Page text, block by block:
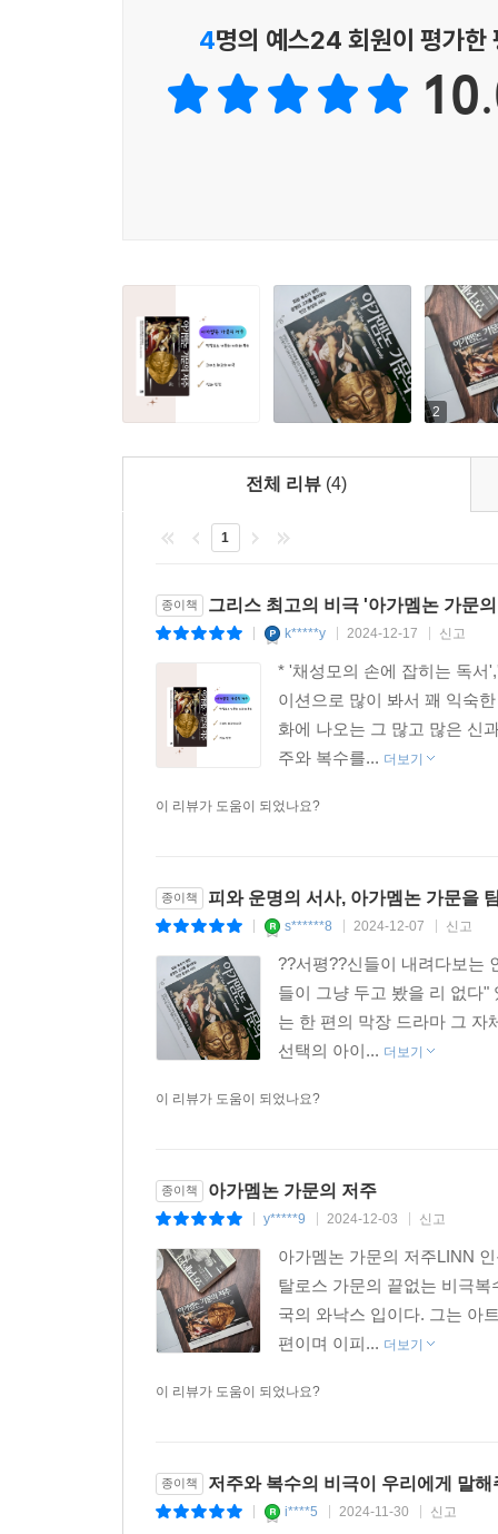
4명의 예스24 회원이 평가한
2
전체 리뷰 (4)
1
종이책 그리스 최고의 비극 '아가멤논 가문
k*****y 2024-12-17 신고
* '채성모의 손에 잡히는 독서
이션으로 많이 봐서 꽤 익숙
화에 나오는 그 많고 많은 신
주와 복수를... 더보기
이 리뷰가 도움이 되었나요?
종이책 피와 운명의 서사, 아가멤논 가문을
s******8 2024-12-07 신고
??서평??신들이 내려다보는
들이 그냥 두고 봤을 리 없다
는 한 편의 막장 드라마 그 자
선택의 아이... 더보기
이 리뷰가 도움이 되었나요?
종이책 아가멤논 가문의 저주
y*****9 2024-12-03 신고
아가멤논 가문의 저주LINN
탈로스 가문의 끝없는 비극
국의 와낙스 입이다. 그는 아
편이며 이피... 더보기
이 리뷰가 도움이 되었나요?
종이책 저주와 복수의 비극이 우리에게 말해
i****5 2024-11-30 신고